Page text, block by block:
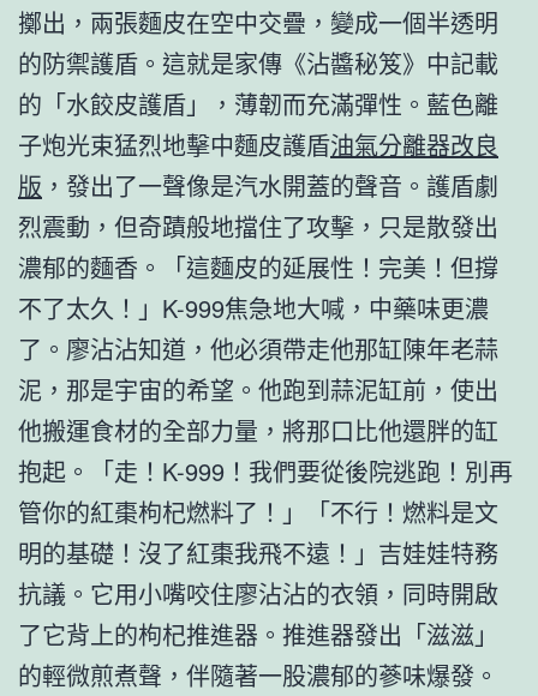
擲出，兩張麵皮在空中交疊，變成一個半透明
的防禦護盾。這就是家傳《沾醬秘笈》中記載
的「水餃皮護盾」，薄韌而充滿彈性。藍色離
子炮光束猛烈地擊中麵皮護盾油氣分離器改良
版 ，發出了一聲像是汽水開蓋的聲音。護盾劇
烈震動，但奇蹟般地擋住了攻擊，只是散發出
濃郁的麵香。「這麵皮的延展性！完美！但撐
不了太久！」K-999焦急地大喊，中藥味更濃
了。廖沾沾知道，他必須帶走他那缸陳年老蒜
泥，那是宇宙的希望。他跑到蒜泥缸前，使出
他搬運食材的全部力量，將那口比他還胖的缸
抱起。「走！K-999！我們要從後院逃跑！別再
管你的紅棗枸杞燃料了！」「不行！燃料是文
明的基礎！沒了紅棗我飛不遠！」吉娃娃特務
抗議。它用小嘴咬住廖沾沾的衣領，同時開啟
了它背上的枸杞推進器。推進器發出「滋滋」
的輕微煎煮聲，伴隨著一股濃郁的蔘味爆發。